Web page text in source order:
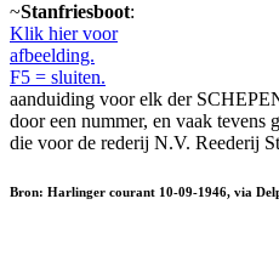
~Stanfriesboot:
Klik hier voor
afbeelding.
F5 = sluiten.
aanduiding voor elk der
door een nummer, en vaak tevens
die voor de rederij N.V. Reederij
Bron: Harlinger courant 10-09-1946, via